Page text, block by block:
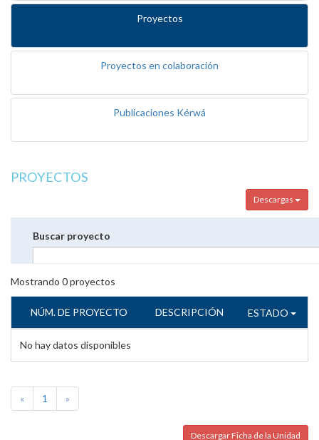
Proyectos
Proyectos en colaboración
Publicaciones Kérwá
PROYECTOS
Descargas
Buscar proyecto
Mostrando 0proyectos
NÚM. DE PROYECTO DESCRIPCIÓN ESTADO
No hay datos disponibles
« 1 »
Descargar Ficha de la Unidad